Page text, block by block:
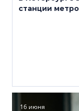
станции
16 июня